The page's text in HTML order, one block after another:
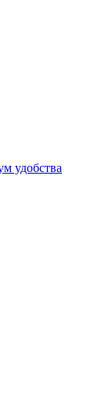
удобства